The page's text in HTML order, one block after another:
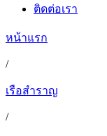
ติดต่อเรา
หน้าแรก
/
เรือสำราญ
/